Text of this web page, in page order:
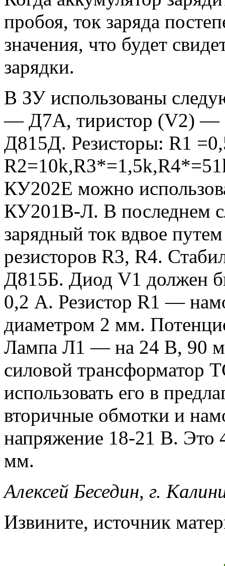
пробоя, ток заряда
значения, что будет
зарядки.
В ЗУ использованы
— Д7А, тиристор (V2) —
Д815Д. Резисторы: R1
КУ202Е можно
КУ201В-Л. В последнем
зарядный ток вдвое
резисторов R3, R4.
Д815Б. Диод V1 должен
0,2 А. Резистор R1 —
диаметром 2 мм.
Лампа Л1 — на 24 В, 90
силовой трансформатор
использовать его в
вторичные обмотки и
напряжение 18-21 В. Это
мм.
Алексей Беседин, г.
Извините, источник